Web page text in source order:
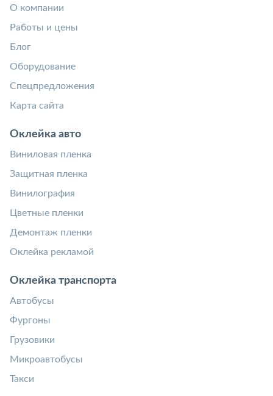
О компании
Работы и цены
Блог
Оборудование
Спецпредложения
Карта сайта
Оклейка авто
Виниловая пленка
Защитная пленка
Винилография
Цветные пленки
Демонтаж пленки
Оклейка рекламой
Оклейка транспорта
Автобусы
Фургоны
Грузовики
Микроавтобусы
Такси